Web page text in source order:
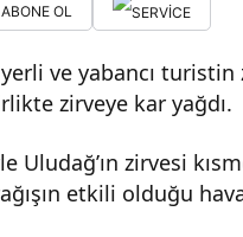
OL
ve yabancı turistin
zirveye kar yağdı.
Uludağ’ın zirvesi
etkili olduğu